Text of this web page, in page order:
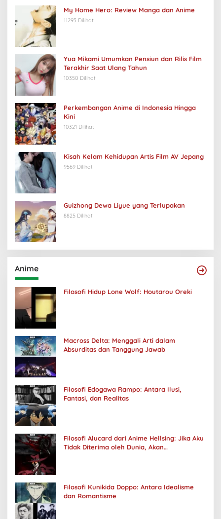
My Home Hero: Review Manga dan Anime
11293 Dilihat
Yua Mikami Umumkan Pensiun dan Rilis Film
Terakhir Saat Ulang Tahun
10350 Dilihat
Perkembangan Anime di Indonesia Hingga
Kini
10321 Dilihat
Kisah Kelam Kehidupan Artis Film AV Jepang
9569 Dilihat
Guizhong Dewa Liyue yang Terlupakan
8825 Dilihat
Anime
Filosofi Hidup Lone Wolf: Houtarou Oreki
Macross Delta: Menggali Arti dalam
Absurditas dan Tanggung Jawab
Filosofi Edogawa Rampo: Antara Ilusi,
Fantasi, dan Realitas
Filosofi Alucard dari Anime Hellsing: Jika Aku
Tidak Diterima oleh Dunia, Akan
Filosofi Kunikida Doppo: Antara Idealisme
dan Romantisme